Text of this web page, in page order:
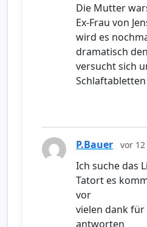
Die Mutter
Ex-Frau von
wird es
dramatisch
versucht sich
P.Bauer vor 12
Ich suche das
Tatort es
vor
vielen dank
antworten